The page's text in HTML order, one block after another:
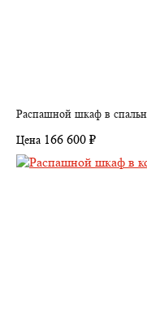
Распашной шкаф в
Цена 166 600 ₽